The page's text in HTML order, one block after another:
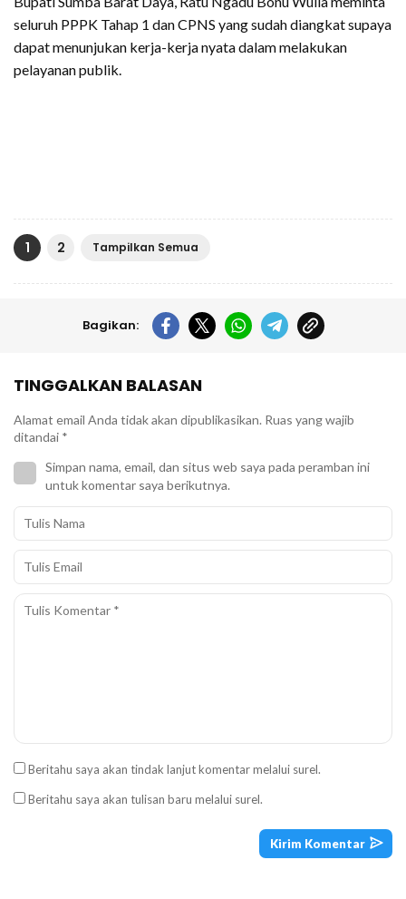
seluruh PPPK Tahap 1 dan CPNS yang sudah diangkat supaya
dapat menunjukan kerja-kerja nyata dalam melakukan
pelayanan publik.
1 2 Tampilkan Semua
Bagikan:
TINGGALKAN BALASAN
Alamat email Anda tidak akan dipublikasikan. Ruas yang wajib
ditandai *
Simpan nama, email, dan situs web saya pada peramban ini
untuk komentar saya berikutnya.
Beritahu saya akan tindak lanjut komentar melalui surel.
Beritahu saya akan tulisan baru melalui surel.